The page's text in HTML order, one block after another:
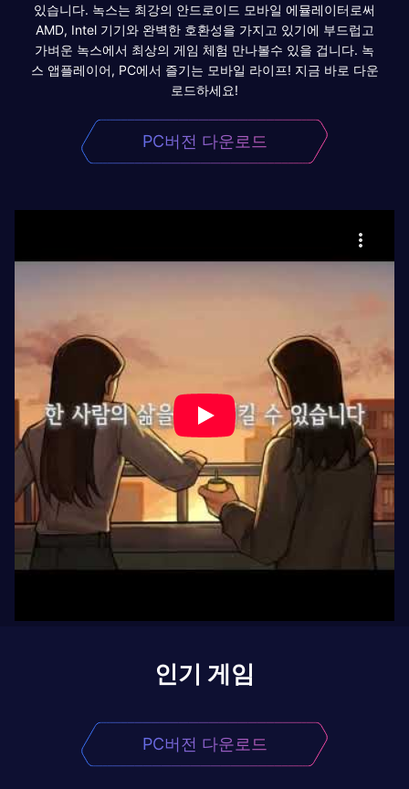
있습니다. 녹스는 최강의 안드로이드 모바일 에뮬레이터로써
AMD, Intel 기기와 완벽한 호환성을 가지고 있기에 부드럽고
가벼운 녹스에서 최상의 게임 체험 만나볼수 있을 겁니다. 녹
스 앱플레이어, PC에서 즐기는 모바일 라이프! 지금 바로 다운
로드하세요!
PC버전 다운로드
인기 게임
PC버전 다운로드